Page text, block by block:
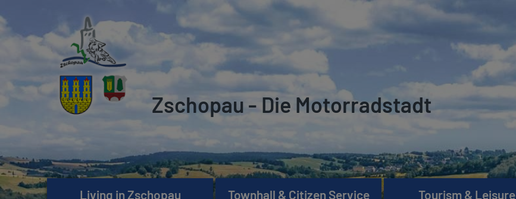
Zschopau - Die Motorradstadt
Living in Zschopau Townhall & Citizen Service Tourism & Leisure